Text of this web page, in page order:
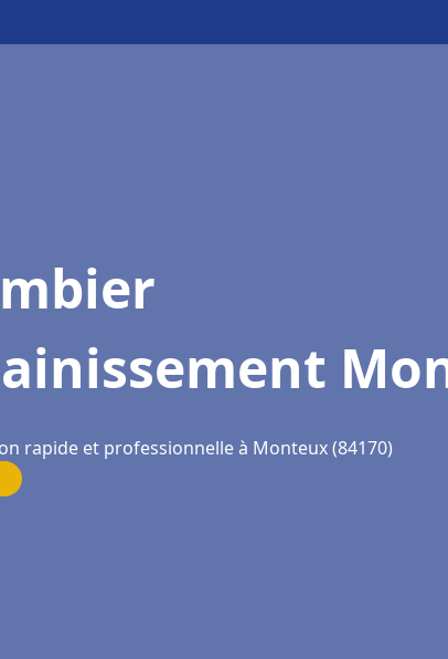
rapide et professionnelle à Monteux (84170)